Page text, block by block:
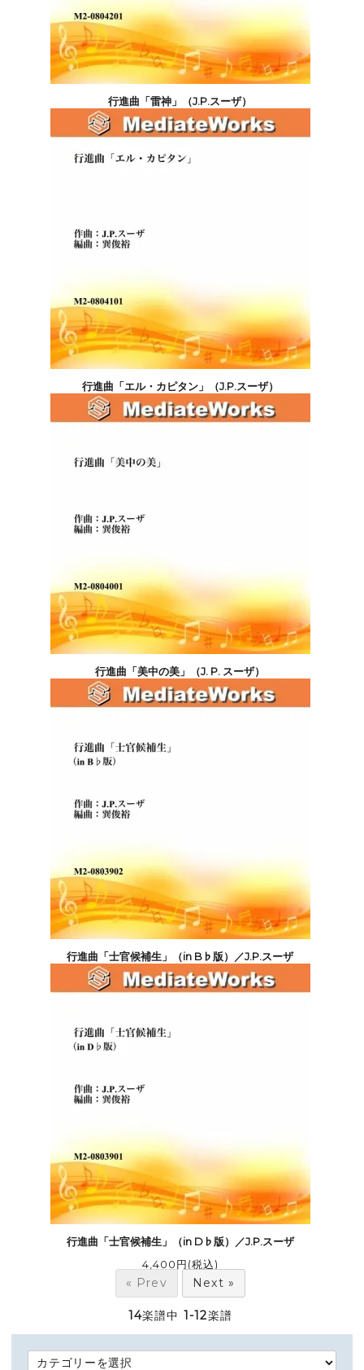
行進曲「雷神」（J.P.スーザ）
5,500円(税込)
行進曲「エル・カピタン」（J.P.スーザ）
5,500円(税込)
行進曲「美中の美」（J. P. スーザ）
5,500円(税込)
行進曲「士官候補生」（in B♭版）／J.P.スーザ
4,400円(税込)
行進曲「士官候補生」（in D♭版）／J.P.スーザ
4,400円(税込)
« Prev Next »
14楽譜中 1-12楽譜